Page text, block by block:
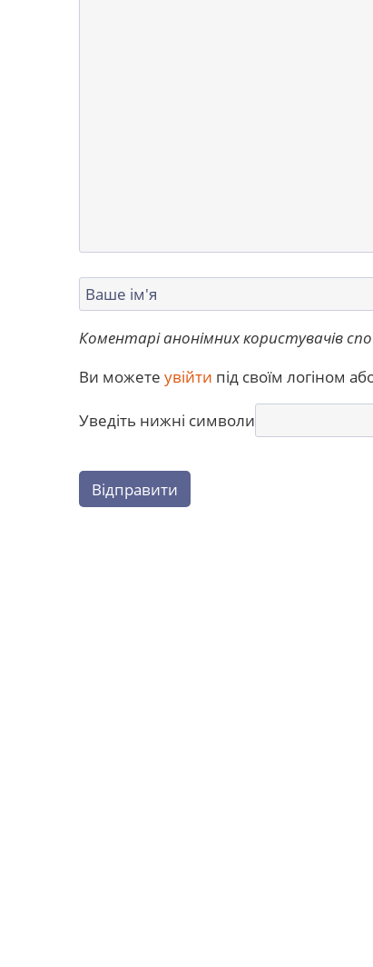
Коментарі анонімних користувачів
Ви можете увійти під своїм логіном
Уведіть нижні символи
Відправити